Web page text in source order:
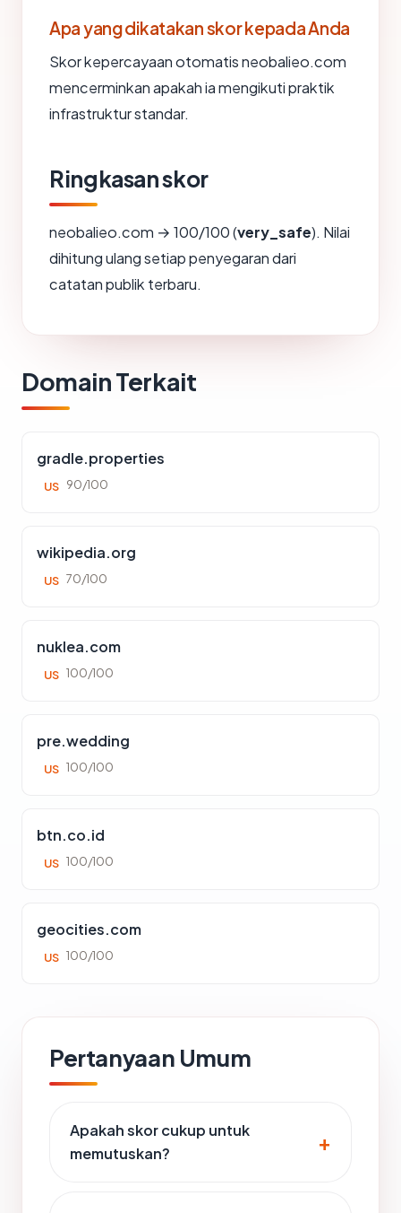
Apa yang dikatakan skor kepada Anda
Skor kepercayaan otomatis neobalieo.com
mencerminkan apakah ia mengikuti praktik
infrastruktur standar.
Ringkasan skor
neobalieo.com → 100/100 (very_safe). Nilai
dihitung ulang setiap penyegaran dari
catatan publik terbaru.
Domain Terkait
gradle.properties
US 90/100
wikipedia.org
US 70/100
nuklea.com
US 100/100
pre.wedding
US 100/100
btn.co.id
US 100/100
geocities.com
US 100/100
Pertanyaan Umum
Apakah skor cukup untuk
memutuskan?